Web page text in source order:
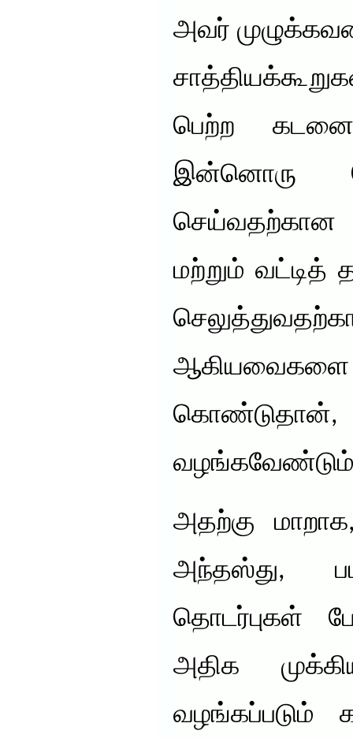
அவர்
பெற்ற கடனை
இன்னொரு
மற்றும் வட்டித்
அதற்கு
அந்தஸ்து,
தொடர்புகள்
அதிக
வழங்கப்படும்